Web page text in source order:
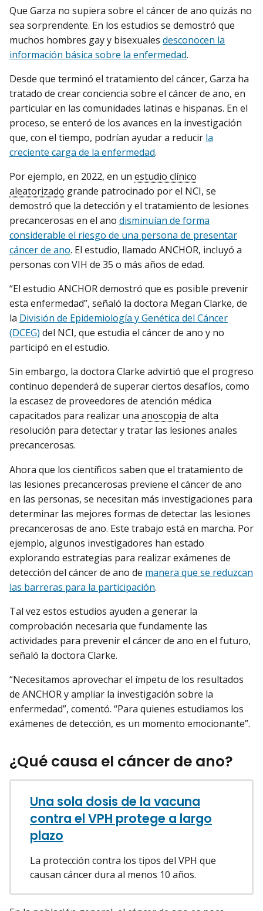
Que Garza no supiera sobre el cáncer de ano quizás no
sea sorprendente. En los estudios se demostró que
muchos hombres gay y bisexuales desconocen la
información básica sobre la enfermedad.
Desde que terminó el tratamiento del cáncer, Garza ha
tratado de crear conciencia sobre el cáncer de ano, en
particular en las comunidades latinas e hispanas. En el
proceso, se enteró de los avances en la investigación
que, con el tiempo, podrían ayudar a reducir la
creciente carga de la enfermedad.
Por ejemplo, en 2022, en un estudio clínico
aleatorizado grande patrocinado por el NCI, se
demostró que la detección y el tratamiento de lesiones
precancerosas en el ano disminuían de forma
considerable el riesgo de una persona de presentar
cáncer de ano. El estudio, llamado ANCHOR, incluyó a
personas con VIH de 35 o más años de edad.
“El estudio ANCHOR demostró que es posible prevenir
esta enfermedad”, señaló la doctora Megan Clarke, de
la División de Epidemiología y Genética del Cáncer
(DCEG) del NCI, que estudia el cáncer de ano y no
participó en el estudio.
Sin embargo, la doctora Clarke advirtió que el progreso
continuo dependerá de superar ciertos desafíos, como
la escasez de proveedores de atención médica
capacitados para realizar una anoscopia de alta
resolución para detectar y tratar las lesiones anales
precancerosas.
Ahora que los científicos saben que el tratamiento de
las lesiones precancerosas previene el cáncer de ano
en las personas, se necesitan más investigaciones para
determinar las mejores formas de detectar las lesiones
precancerosas de ano. Este trabajo está en marcha. Por
ejemplo, algunos investigadores han estado
explorando estrategias para realizar exámenes de
detección del cáncer de ano de manera que se reduzcan
las barreras para la participación.
Tal vez estos estudios ayuden a generar la
comprobación necesaria que fundamente las
actividades para prevenir el cáncer de ano en el futuro,
señaló la doctora Clarke.
“Necesitamos aprovechar el ímpetu de los resultados
de ANCHOR y ampliar la investigación sobre la
enfermedad”, comentó. “Para quienes estudiamos los
exámenes de detección, es un momento emocionante”.
¿Qué causa el cáncer de ano?
Una sola dosis de la vacuna
contra el VPH protege a largo
plazo
La protección contra los tipos del VPH que
causan cáncer dura al menos 10 años.